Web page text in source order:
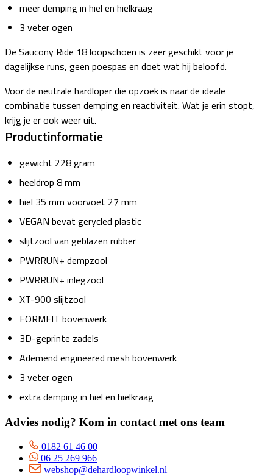
meer demping in hiel en hielkraag
3 veter ogen
De Saucony Ride 18 loopschoen is zeer geschikt voor je
dagelijkse runs, geen poespas en doet wat hij beloofd.
Voor de neutrale hardloper die opzoek is naar de ideale
combinatie tussen demping en reactiviteit. Wat je erin stopt,
krijg je er ook weer uit.
Productinformatie
gewicht 228 gram
heeldrop 8 mm
hiel 35 mm voorvoet 27 mm
VEGAN bevat gerycled plastic
slijtzool van geblazen rubber
PWRRUN+ dempzool
PWRRUN+ inlegzool
XT-900 slijtzool
FORMFIT bovenwerk
3D-geprinte zadels
Ademend engineered mesh bovenwerk
3 veter ogen
extra demping in hiel en hielkraag
Advies nodig? Kom in contact met ons team
0182 61 46 00
06 25 269 966
webshop@dehardloopwinkel.nl